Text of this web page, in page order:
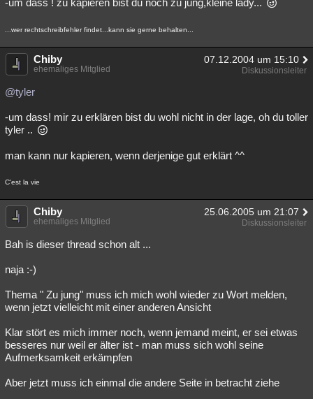
-um dass ! zu kapieren bist du noch zu jung,kleine lady...
...wer rechtschreibfehler findet...kann sie gerne behalten...
Chiby 07.12.2004 um 15:10
ehemaliges Mitglied Diskussionsleiter
@tyler
-um dass! mir zu erklären bist du wohl nicht in der lage, oh du toller
tyler ..
man kann nur kapieren, wenn derjenige gut erklärt ^^
C'est la vie
Chiby 25.06.2005 um 21:07
ehemaliges Mitglied Diskussionsleiter
Bah is dieser thread schon alt ...
naja :-)
Thema " Zu jung" muss ich mich wohl wieder zu Wort melden,
wenn jetzt vielleicht mit einer anderen Ansicht
Klar stört es mich immer noch, wenn jemand meint, er sei etwas
besseres nur weil er älter ist - man muss sich wohl seine
Aufmerksamkeit erkämpfen
Aber jetzt muss ich einmal die andere Seite in betracht ziehe